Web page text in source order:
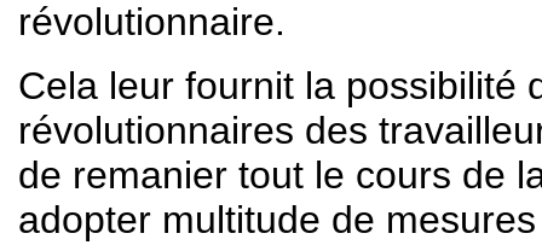
révolutionnaire.
Cela leur fournit la possibilité
révolutionnaires des
de remanier tout le cours de
adopter multitude de